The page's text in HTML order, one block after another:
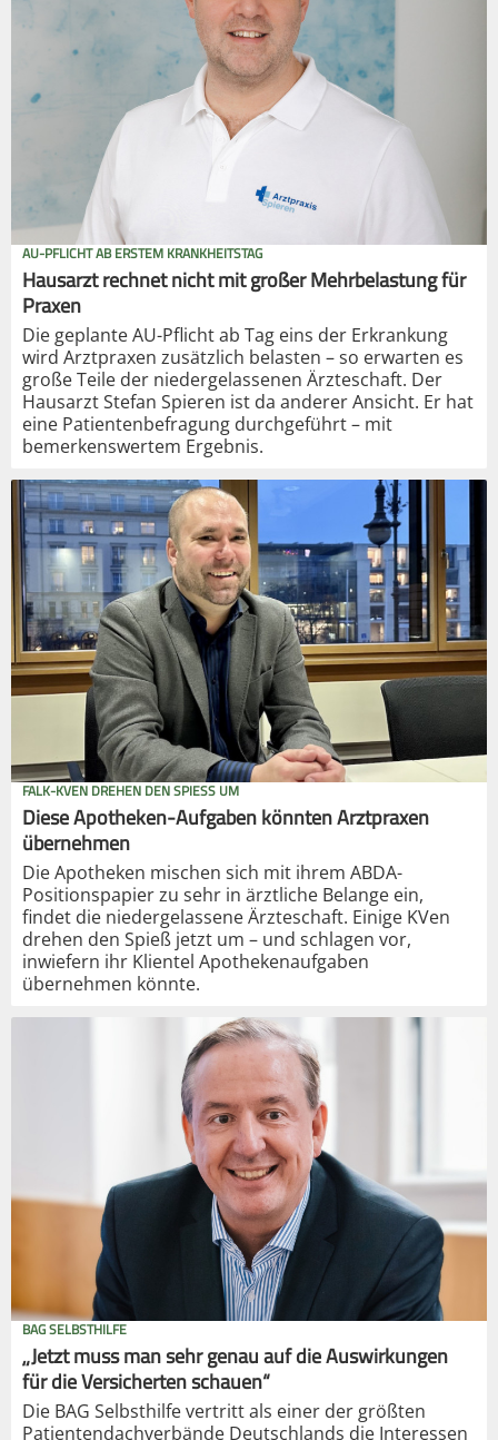
AU-PFLICHT AB ERSTEM KRANKHEITSTAG
Hausarzt rechnet nicht mit großer Mehrbelastung für
Praxen
Die geplante AU-Pflicht ab Tag eins der Erkrankung
wird Arztpraxen zusätzlich belasten – so erwarten es
große Teile der niedergelassenen Ärzteschaft. Der
Hausarzt Stefan Spieren ist da anderer Ansicht. Er hat
eine Patientenbefragung durchgeführt – mit
bemerkenswertem Ergebnis.
FALK-KVEN DREHEN DEN SPIESS UM
Diese Apotheken-Aufgaben könnten Arztpraxen
übernehmen
Die Apotheken mischen sich mit ihrem ABDA-
Positionspapier zu sehr in ärztliche Belange ein,
findet die niedergelassene Ärzteschaft. Einige KVen
drehen den Spieß jetzt um – und schlagen vor,
inwiefern ihr Klientel Apothekenaufgaben
übernehmen könnte.
BAG SELBSTHILFE
„Jetzt muss man sehr genau auf die Auswirkungen
für die Versicherten schauen“
Die BAG Selbsthilfe vertritt als einer der größten
Patientendachverbände Deutschlands die Interessen